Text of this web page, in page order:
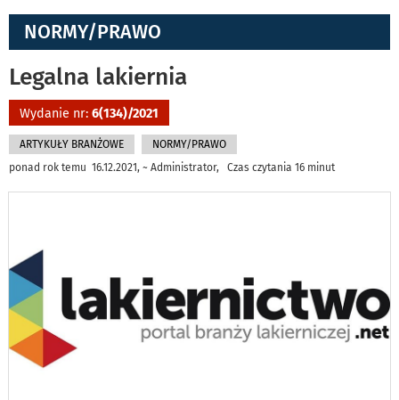
NORMY/PRAWO
Legalna lakiernia
Wydanie nr: 6(134)/2021
ARTYKUŁY BRANŻOWE
NORMY/PRAWO
ponad rok temu 16.12.2021, ~ Administrator, Czas czytania 16 minut